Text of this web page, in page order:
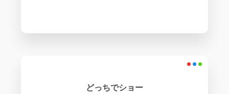
どっちでショー